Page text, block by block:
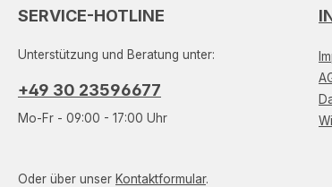
SERVICE-HOTLINE
Unterstützung und Beratung unter:
+49 30 23596677
Mo-Fr - 09:00 - 17:00 Uhr
Oder über unser Kontaktformular.